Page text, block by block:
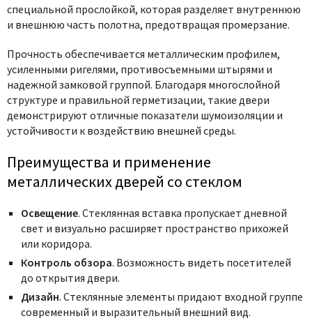
специальной прослойкой, которая разделяет внутреннюю
и внешнюю часть полотна, предотвращая промерзание.
Прочность обеспечивается металлическим профилем,
усиленными ригелями, противосъемными штырями и
надежной замковой группой. Благодаря многослойной
структуре и правильной герметизации, такие двери
демонстрируют отличные показатели шумоизоляции и
устойчивости к воздействию внешней среды.
Преимущества и применение
металлических дверей со стеклом
Освещение. Стеклянная вставка пропускает дневной
свет и визуально расширяет пространство прихожей
или коридора.
Контроль обзора. Возможность видеть посетителей
до открытия двери.
Дизайн. Стеклянные элементы придают входной группе
современный и выразительный внешний вид.